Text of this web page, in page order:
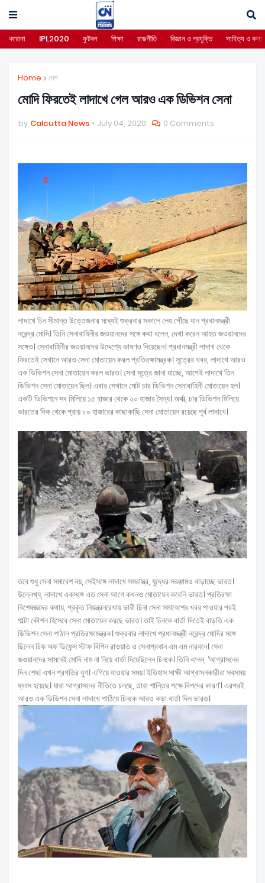
করোনা IPL2020 ফুটবল শিক্ষা রাজনীতি বিজ্ঞান ও প্রযুক্তি সাহিত্য ও কলা
Home দেশ
মোদি ফিরতেই লাদাখে গেল আরও এক ডিভিশন সেনা
by Calcutta News July 04, 2020 0 Comments
লাদাখে চিন সীমান্ত উত্তেজনার মধ্যেই শুক্রবার সকালে লেহ পৌঁছে যান প্রধানমন্ত্রী
নরেন্দ্র মোদি। তিনি সেনাবাহিনীর জওয়ানদের সঙ্গে কথা বলেন, দেখা করেন আহত জওয়ানদের
সঙ্গেও। সেনাবাহিনীর জওয়ানদের উদ্দেশ্যে ভাষণও দিয়েছেন। প্রধানমন্ত্রী লাদাখ থেকে
ফিরতেই সেখানে আরও সেনা মোতায়েন করল প্রতিরক্ষামন্ত্রক। সূত্রের খবর, লাদাখে আরও
এক ডিভিশন সেনা মোতায়েন করল ভারত। সেনা সূত্রে জানা যাচ্ছে, আগেই লাদাখে তিন
ডিভিশন সেনা মোতায়েন ছিল। এবার সেখানে মোট চার ডিভিশন সেনাবাহিনী মোতায়েন হল।
একটি ডিভিশনে সব মিলিয়ে ১৫ হাজার থেকে ২০ হাজার সৈন্য। অর্থাত্‍,‌ চার ডিভিশন মিলিয়ে
ভারতের দিক থেকে প্রায় ৮০ হাজারের কাছাকাছি সেনা মোতায়েন রয়েছে পূর্ব লাদাখে।
তবে শুধু সেনা সমাবেশ নয়, সেইসঙ্গে লাদাখে সমরাস্ত্র, যুদ্ধের সরঞ্জামও বাড়াচ্ছে ভারত।
উল্লেখ্য, লাদাখে একসঙ্গে এত সেনা আগে কখনও মোতায়েন করেনি ভারত। প্রতিরক্ষা
বিশেষজ্ঞদের কথায়, প্রকৃত নিয়ন্ত্রনরেখায় ভারী চিনা সেনা সমাবেশের খবর পাওয়ার পরই
পাল্টা কৌশল হিসেবে সেনা মোতায়েন করছে ভারত। তাই চিনকে বার্তা দিতেই বাড়তি এক
ডিভিশন সেনা পাঠাল প্রতিরক্ষামন্ত্রক। শুক্রবার লাদাখে প্রধানমন্ত্রী নরেন্দ্র মোদির সঙ্গে
ছিলেন চিফ অফ ডিফেন্স স্টাফ বিপিন রাওয়াত ও সেনাপ্রধান এম এম নারবনে। সেনা
জওয়ানদের সামনেই মোদি নাম না নিয়ে বার্তা দিয়েছিলেন চিনকে। তিনি বলেন, ‘আগ্রাসনের
দিন শেষ। এখন প্রগতির যুগ। এগিয়ে যাওয়ার সময়। ইতিহাস সাক্ষী আগ্রাসনকারীরা সবসময়
ধ্বংস হয়েছে। যারা আগ্রাসনের নীতিতে চলছে, তারা শান্তির পক্ষে বিপদের কারণ’। এরপরই
আরও এক ডিভিশন সেনা লাদাখে পাঠিয়ে চিনকে আরও কড়া বার্তা দিল ভারত।